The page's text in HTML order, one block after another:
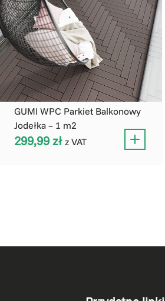
GUMI WPC Parkiet Balkonowy
Jodełka – 1 m2
299,99zł z VAT